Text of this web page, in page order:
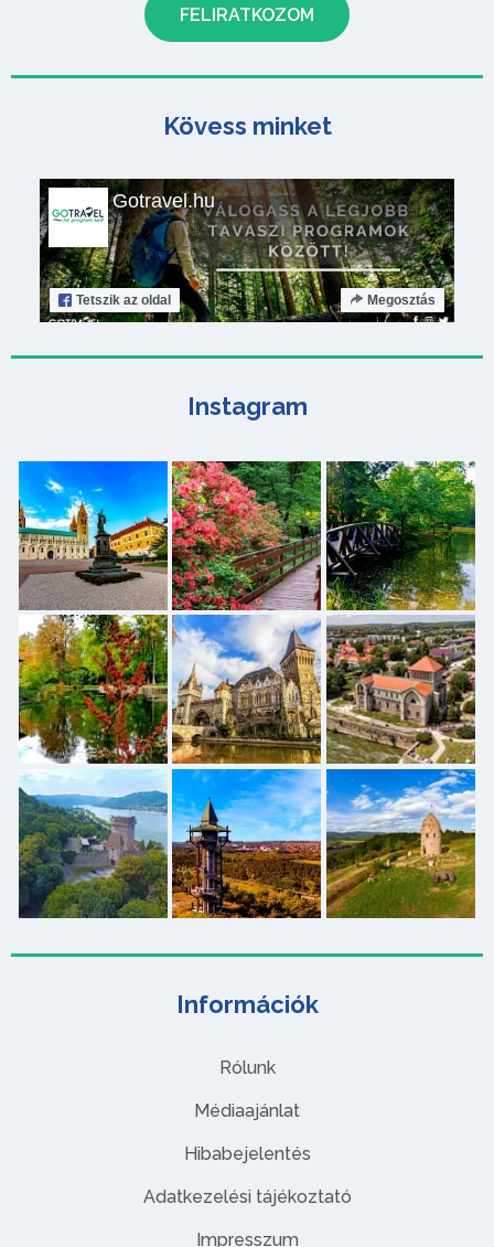
Információk
Rólunk
Médiaajánlat
Hibabejelentés
Adatkezelési tájékoztató
Impresszum
Kövess minket
Gotravel.hu
Tetszik az oldal Megosztás
Instagram